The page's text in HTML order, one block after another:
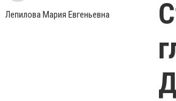
Лепилова Мария Евгеньевна